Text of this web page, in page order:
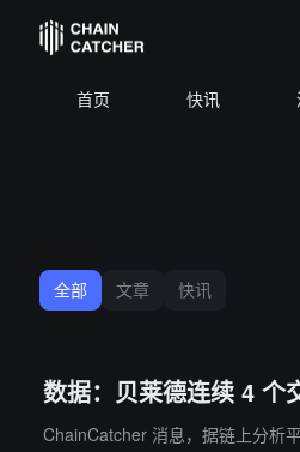
首页 快讯
全部 文章 快讯
数据：贝莱德连续 4 个
ChainCatcher 消息，据链上分析